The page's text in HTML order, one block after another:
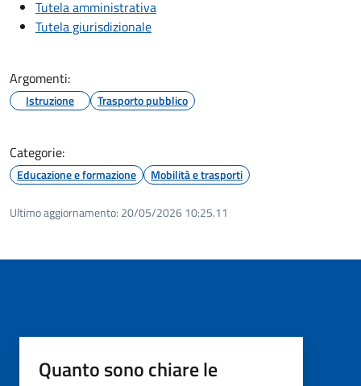
Tutela amministrativa
Tutela giurisdizionale
Argomenti:
Istruzione Trasporto pubblico
Categorie:
Educazione e formazione Mobilità e trasporti
Ultimo aggiornamento: 20/05/2026 10:25.11
Quanto sono chiare le